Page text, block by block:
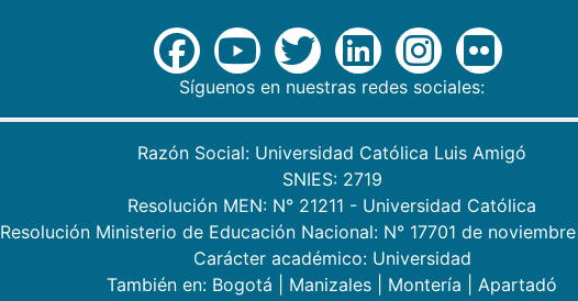
Síguenos en nuestras redes sociales:
Razón Social: Universidad Católica Luis Amigó
SNIES: 2719
Resolución MEN: N° 21211 - Universidad Católica
Resolución Ministerio de Educación Nacional: N° 17701 de
Carácter académico: Universidad
También en: Bogotá Manizales Montería
Apartadó